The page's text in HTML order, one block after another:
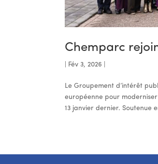
Chemparc
Fév 3, 2026
Le Groupement d’intérêt
européenne pour
13 janvier dernier. Soutenue